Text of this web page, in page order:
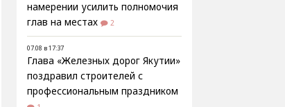
намерении усилить полномочия
глав на местах
2
07.08 в 17:37
Глава «Железных дорог Якутии»
поздравил строителей с
профессиональным праздником